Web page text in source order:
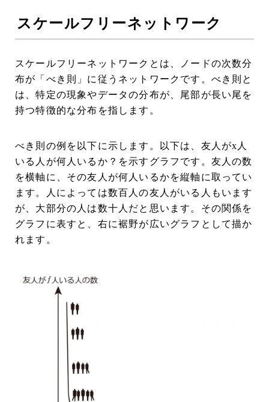
スケールフリーネットワーク
スケールフリーネットワークとは、ノードの次数分
布が「べき則」に従うネットワークです。べき則と
は、特定の現象やデータの分布が、尾部が長い尾を
持つ特徴的な分布を指します。
べき則の例を以下に示します。以下は、友人がx人
いる人が何人いるか？を示すグラフです。友人の数
を横軸に、その友人が何人いるかを縦軸に取ってい
ます。人によっては数百人の友人がいる人もいます
が、大部分の人は数十人だと思います。その関係を
グラフに表すと、右に裾野が広いグラフとして描か
れます。